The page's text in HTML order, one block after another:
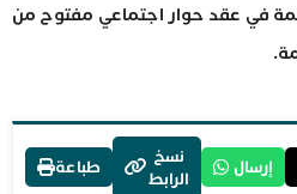
في عقد حوار اجتماعي مفتوح من
إرسال
نسخ
الرابط
طباعة